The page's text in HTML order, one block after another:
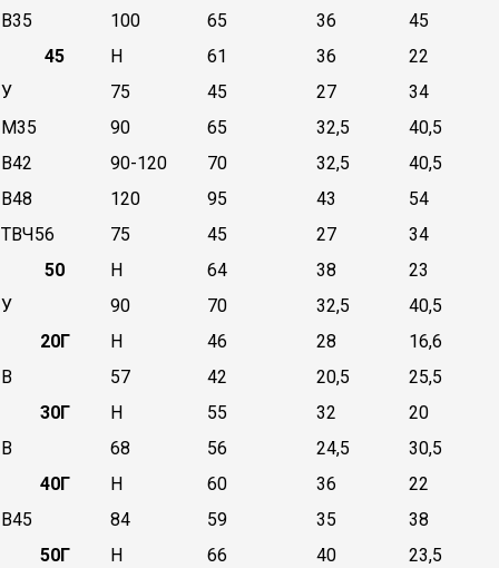
В35
100 65 36
45
45
Н 61 36
22
У
75 45 27
34
М35
90 65 32,5
40,5
В42
90-120 70 32,5
40,5
В48
120 95 43
54
ТВЧ56
75 45 27
34
50
Н 64 38
23
У
90 70 32,5
40,5
20Г
Н 46 28
16,6
В
57 42 20,5
25,5
30Г
Н 55 32
20
В
68 56 24,5
30,5
40Г
Н 60 36
22
В45
84 59 35
38
50Г
Н 66 40
23,5